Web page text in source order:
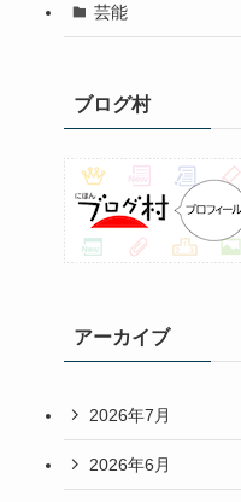
芸能
ブログ村
アーカイブ
2026年7月
2026年6月